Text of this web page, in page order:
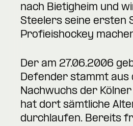
nach Bietigheim und
Steelers seine ersten
Profieishockey
Der am 27.06.2006
Defender stammt aus
Nachwuchs der
hat dort sämtliche
durchlaufen. Bereits